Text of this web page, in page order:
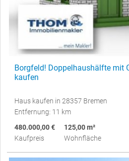
Borgfeld! Doppelhaushälfte mit
kaufen
Haus kaufen in 28357 Bremen
Entfernung: 11 km
480.000,00 €
Kaufpreis
125,00 m²
Wohnfläche